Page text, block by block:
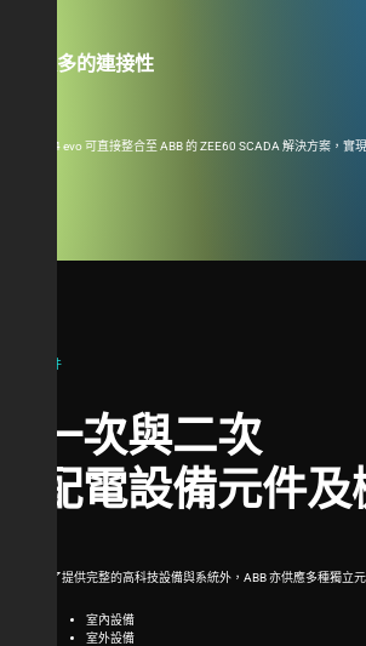
更多的連接性
VD4 evo 可直接整合至 ABB 的 ZEE60 SCADA 解決方案，
元件
一次與二次
配電設備元件
除了提供完整的高科技設備與系統外，ABB 亦供應多種獨
室內設備
室外設備